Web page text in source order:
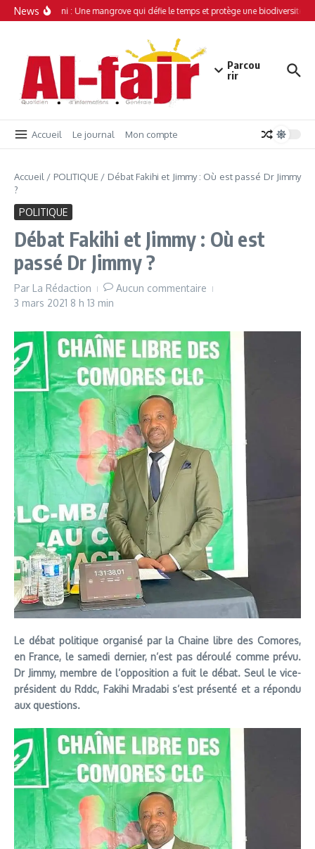
Aller au contenu
News
Simamboini : Une mangrove qui défie le temps et protège une biodiversité
Parcou
rir
Accueil Le journal Mon compte
Accueil / POLITIQUE/ Débat Fakihi et Jimmy : Où est passé Dr Jimmy
?
POLITIQUE
Débat Fakihi et Jimmy : Où est
passé Dr Jimmy ?
Par La Rédaction
Aucun commentaire
3 mars 2021 8 h 13 min
Le débat politique organisé par la Chaine libre des Comores,
en France, le samedi dernier, n’est pas déroulé comme prévu.
Dr Jimmy, membre de l’opposition a fuit le débat. Seul le vice-
président du Rddc, Fakihi Mradabi s’est présenté et a répondu
aux questions.